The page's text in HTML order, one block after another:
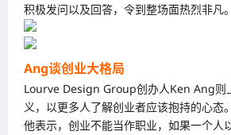
积极发问以及回答，令到整场面热烈非凡。
Ang谈创业大格局
Lourve Design Group创办人Ken Ang则
义，以更多人了解创业者应该抱持的心态。
他表示，创业不能当作职业，如果一个人